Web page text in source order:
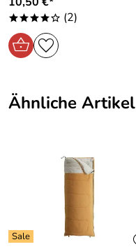
****o (2)
Ähnliche Artikel